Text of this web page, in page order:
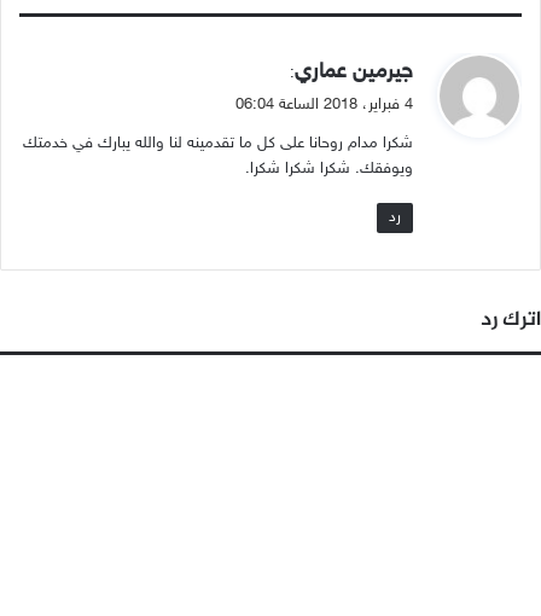
ي
ق
ل
جيرمين عماري:
4 فبراير، 2018 الساعة 06:04
شكرا مدام روحانا على كل ما تقدمينه لنا والله يبارك في خدمتك
ويوفقك. شكرا شكرا شكرا.
رد
اترك رد